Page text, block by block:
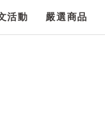
活動 嚴選商品